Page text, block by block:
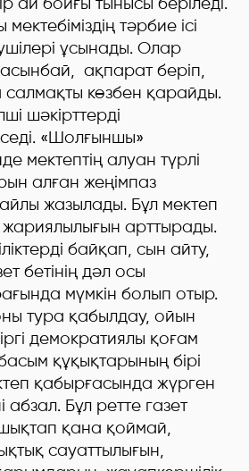
тәрбие ісі
ұсынады. Олар
ақпарат беріп,
салмақты көзбен қарайды.
шәкірттерді
«Шолғыншы»
мектептің алуан түрлі
алған жеңімпаз
жазылады. Бұл мектеп
жариялылығын арттырады.
байқап, сын айту,
бетінің дәл осы
мүмкін болып отыр.
тура қабылдау, ойын
демократиялы қоғам
құқықтарының бірі
қабырғасында жүрген
абзал. Бұл ретте газет
қана қоймай,
сауаттылығын,